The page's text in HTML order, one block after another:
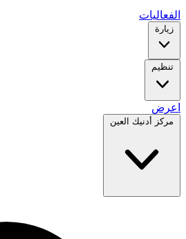
الفعاليات
زيارة
تنظيم
اعرض
مركز أدنيك العين